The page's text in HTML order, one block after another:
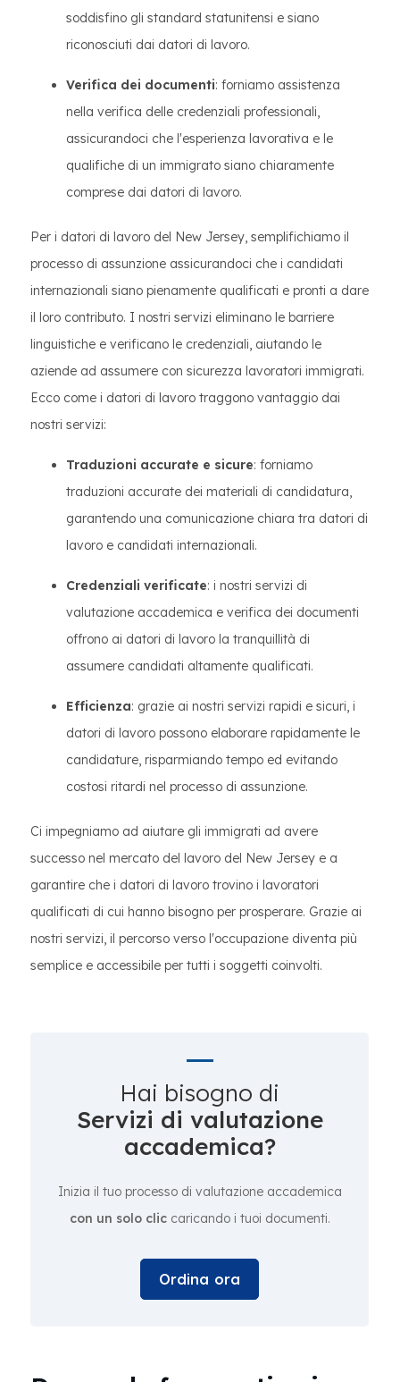
soddisfino gli standard statunitensi e siano
riconosciuti dai datori di lavoro.
Verifica dei documenti: forniamo assistenza
nella verifica delle credenziali professionali,
assicurandoci che l'esperienza lavorativa e le
qualifiche di un immigrato siano chiaramente
comprese dai datori di lavoro.
Per i datori di lavoro del New Jersey, semplifichiamo il
processo di assunzione assicurandoci che i candidati
internazionali siano pienamente qualificati e pronti a dare
il loro contributo. I nostri servizi eliminano le barriere
linguistiche e verificano le credenziali, aiutando le
aziende ad assumere con sicurezza lavoratori immigrati.
Ecco come i datori di lavoro traggono vantaggio dai
nostri servizi:
Traduzioni accurate e sicure: forniamo
traduzioni accurate dei materiali di candidatura,
garantendo una comunicazione chiara tra datori di
lavoro e candidati internazionali.
Credenziali verificate: i nostri servizi di
valutazione accademica e verifica dei documenti
offrono ai datori di lavoro la tranquillità di
assumere candidati altamente qualificati.
Efficienza: grazie ai nostri servizi rapidi e sicuri, i
datori di lavoro possono elaborare rapidamente le
candidature, risparmiando tempo ed evitando
costosi ritardi nel processo di assunzione.
Ci impegniamo ad aiutare gli immigrati ad avere
successo nel mercato del lavoro del New Jersey e a
garantire che i datori di lavoro trovino i lavoratori
qualificati di cui hanno bisogno per prosperare. Grazie ai
nostri servizi, il percorso verso l'occupazione diventa più
semplice e accessibile per tutti i soggetti coinvolti.
Hai bisogno di
Servizi di valutazione
accademica?
Inizia il tuo processo di valutazione accademica
con un solo cliccaricando i tuoi documenti.
Ordina ora